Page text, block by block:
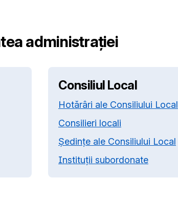
administrației
Consiliul Local
Hotărâri ale Consiliului Local
Consilieri locali
Ședințe ale Consiliului Local
Instituții subordonate